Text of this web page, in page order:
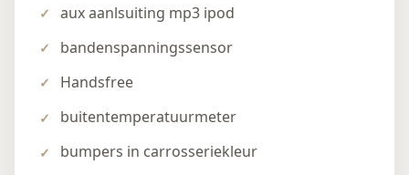
aux aanlsuiting mp3 ipod
bandenspanningssensor
Handsfree
buitentemperatuurmeter
bumpers in carrosseriekleur